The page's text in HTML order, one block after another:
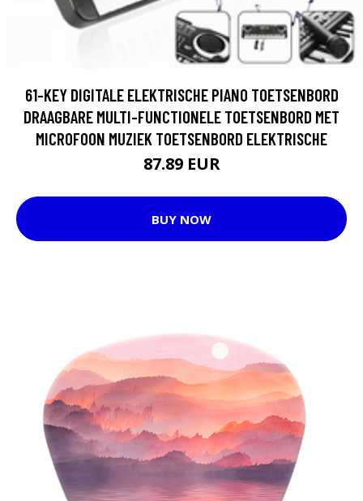
61-KEY DIGITALE ELEKTRISCHE PIANO TOETSENBORD
DRAAGBARE MULTI-FUNCTIONELE TOETSENBORD MET
MICROFOON MUZIEK TOETSENBORD ELEKTRISCHE
87.89 EUR
BUY NOW